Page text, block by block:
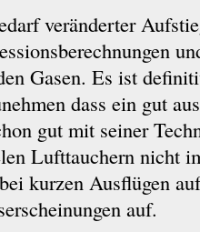
veränderter
Gasen. Es ist
dass ein gut
gut mit seiner
Lufttauchern nicht
kurzen Ausflügen
auf.